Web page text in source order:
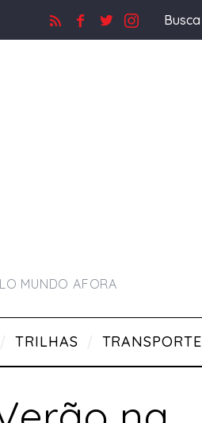
MUNDO AFORA
TRILHAS TRANSPORTE